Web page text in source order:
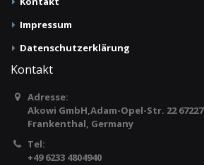
Impressum
Datenschutzerklärung
Kontakt
Adresse:
Akowi GmbH,Adam-Opel-Str. 22 67227
Frankenthal, Germany
Tel:
+49 6233 4804940